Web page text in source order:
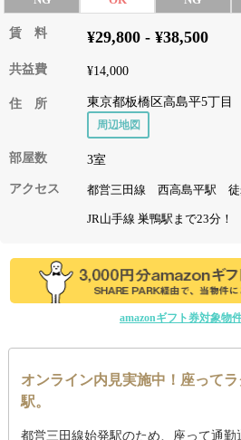
賃 料 ¥29,800 - ¥38,500
共益費 ¥14,000
住 所 東京都板橋区高島平5丁目
周辺地図
部屋数 3室
アクセス 都営三田線 西高島平駅 徒
JR山手線 巣鴨駅まで23分！
amazonギフト券対象物
オンライン内見実施中！座って
駅。
都営三田線始発駅のため、座って通